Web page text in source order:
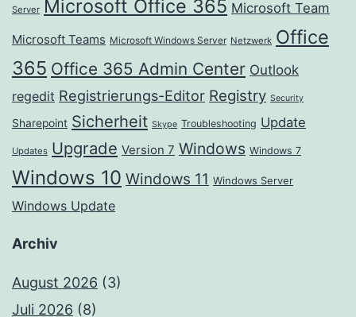
Server Microsoft Office 365 Microsoft Team
Microsoft Teams Microsoft Windows Server Netzwerk Office
365 Office 365 Admin Center Outlook
regedit Registrierungs-Editor Registry Security
Sharepoint Sicherheit Skype Troubleshooting Update
Updates Upgrade Version 7 Windows Windows 7
Windows 10 Windows 11 Windows Server
Windows Update
Archiv
August 2026 (3)
Juli 2026 (8)